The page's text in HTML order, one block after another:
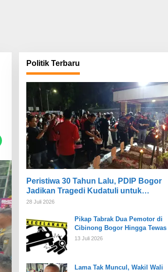
Politik Terbaru
Peristiwa 30 Tahun Lalu, PDIP Bogor
Jadikan Tragedi Kudatuli untuk
Memperkuat Persatuan
28 Juli 2026
Pikap Tabrak Dua Pemotor di
Cibinong Bogor Hingga Tewas
13 Juli 2026
Lama Tak Muncul, Wakil Wali